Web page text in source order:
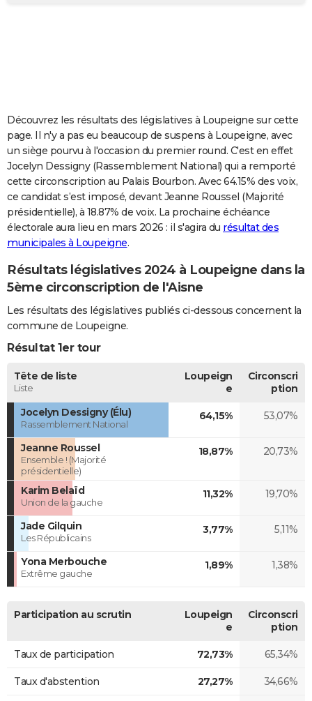
Carte de Noël
Carte Bonne année
Carte Saint-Valentin
Carte Pâques
Carte d'anniversaire
DICTIONNAIRE
Dictionnaire
Biographies
Citations
Expressions
Proverbes
PROGRAMME TV
COPAINS D'AVANT
S'inscrire
Se connecter
Lycées
Collèges
Primaires
Universités
Entreprises
Service militaire
Avis de recherche
AVIS DE DÉCÈS
FORUM
Bricolage
Lifestyle
Culture
Sport
Auto
Television
Voyage
Cinema
Découvrez les résultats des législatives à Loupeigne sur cette
page. Il n'y a pas eu beaucoup de suspens à Loupeigne, avec
un siège pourvu à l'occasion du premier round. C'est en effet
Jocelyn Dessigny (Rassemblement National) qui a remporté
cette circonscription au Palais Bourbon. Avec 64.15% des voix,
ce candidat s’est imposé, devant Jeanne Roussel (Majorité
présidentielle), à 18.87% de voix. La prochaine échéance
électorale aura lieu en mars 2026 : il s'agira du résultat des
municipales à Loupeigne.
Résultats législatives 2024 à Loupeigne dans la
5ème circonscription de l'Aisne
Les résultats des législatives publiés ci-dessous concernent la
commune de Loupeigne.
Résultat 1er tour
Tête de liste
Liste
Loupeign
e
Circonscri
ption
Jocelyn Dessigny (Élu)
Rassemblement National
64,15% 53,07%
Jeanne Roussel
Ensemble ! (Majorité
présidentielle)
18,87% 20,73%
Karim Belaïd
Union de la gauche
11,32% 19,70%
Jade Gilquin
Les Républicains
3,77% 5,11%
Yona Merbouche
Extrême gauche
1,89% 1,38%
Participation au scrutin
Loupeign
e
Circonscri
ption
Taux de participation 72,73% 65,34%
Taux d'abstention 27,27% 34,66%